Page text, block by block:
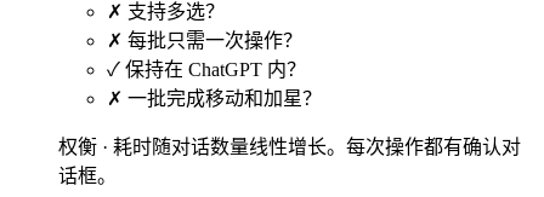
✗ 支持多选？
✗ 每批只需一次操作？
✓ 保持在 ChatGPT 内？
✗ 一批完成移动和加星？
权衡 · 耗时随对话数量线性增长。每次操作都有确认对
话框。